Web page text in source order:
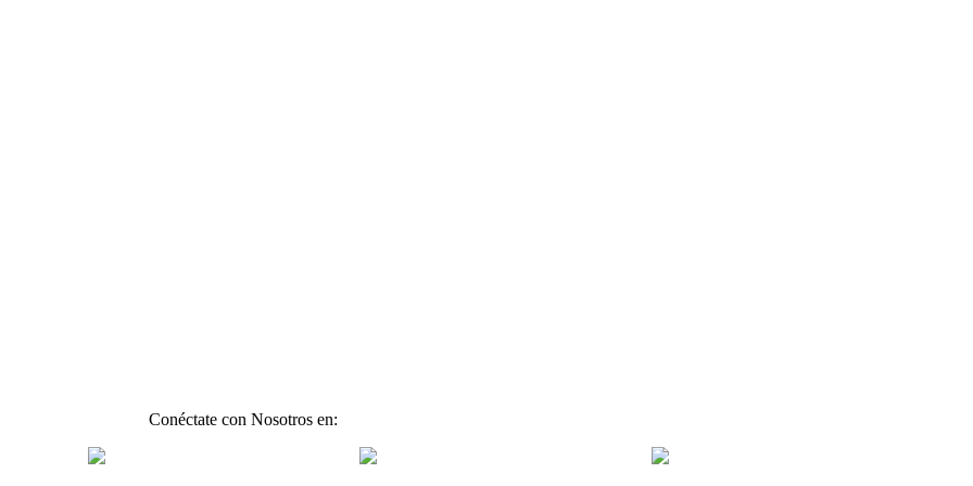
Conéctate con Nosotros en: